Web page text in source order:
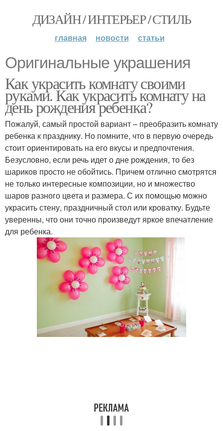
ДИЗАЙН / ИНТЕРЬЕР / СТИЛЬ
главная новости статьи
Оригинальные украшения
Как украсить комнату своими
руками. Как украсить комнату на
день рождения ребенка?
Пожалуй, самый простой вариант – преобразить комнату
ребенка к празднику. Но помните, что в первую очередь
стоит ориентировать на его вкусы и предпочтения.
Безусловно, если речь идет о дне рождения, то без
шариков просто не обойтись. Причем отлично смотрятся
не только интересные композиции, но и множество
шаров разного цвета и размера. С их помощью можно
украсить стену, праздничный стол или кроватку. Будьте
уверенны, что они точно произведут яркое впечатление
для ребенка.